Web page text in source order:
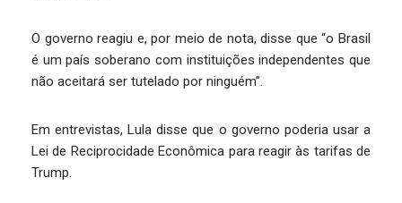
O governo reagiu e, por meio de nota, disse que “o Brasil
é um país soberano com instituições independentes que
não aceitará ser tutelado por ninguém”.
Em entrevistas, Lula disse que o governo poderia usar a
Lei de Reciprocidade Econômica para reagir às tarifas de
Trump.